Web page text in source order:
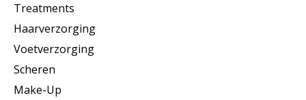
Treatments
Haarverzorging
Voetverzorging
Scheren
Make-Up